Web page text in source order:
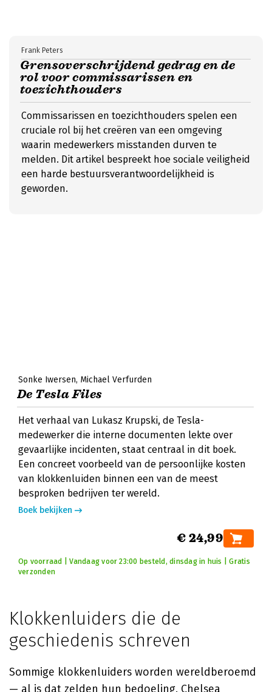
Grensoverschrijdend gedrag en de
rol voor commissarissen en
toezichthouders
Frank Peters
Commissarissen en toezichthouders spelen een
cruciale rol bij het creëren van een omgeving
waarin medewerkers misstanden durven te
melden. Dit artikel bespreekt hoe sociale veiligheid
een harde bestuursverantwoordelijkheid is
geworden.
Sonke Iwersen Michael Verfurden
De Tesla Files
Het verhaal van Lukasz Krupski, de Tesla-
medewerker die interne documenten lekte over
gevaarlijke incidenten, staat centraal in dit boek.
Een concreet voorbeeld van de persoonlijke kosten
van klokkenluiden binnen een van de meest
besproken bedrijven ter wereld.
Boek bekijken
€ 24,99
Op voorraad | Vandaag voor 23:00 besteld, dinsdag in huis | Gratis
verzonden
Klokkenluiders die de
geschiedenis schreven
Sommige klokkenluiders worden wereldberoemd
— al is dat zelden hun bedoeling. Chelsea